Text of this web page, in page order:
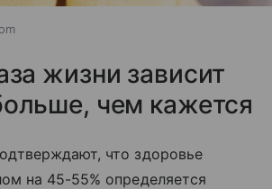
жизни зависит
чем кажется
что здоровье
на 45-55% определяется